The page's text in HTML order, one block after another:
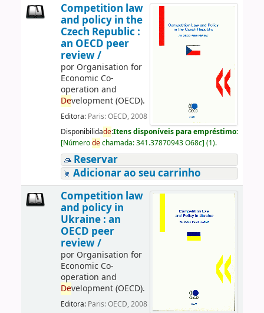
Competition law
and policy in the
Czech Republic :
an OECD peer
review /
por Organisation for
Economic Co-
operation and
Development (OECD).
Editora: Paris: OECD, 2008
Disponibilidade:Itens disponíveis para empréstimo:
[Númerodechamada:341.37870943 O68c] (1).
Reservar
Adicionar ao seu carrinho
Competition law
and policy in
Ukraine : an
OECD peer
review /
por Organisation for
Economic Co-
operation and
Development (OECD).
Editora: Paris: OECD, 2008